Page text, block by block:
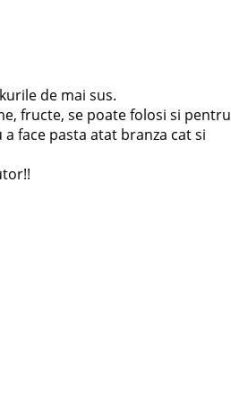
de mai sus.
fructe, se poate folosi si pentru
face pasta atat branza cat si